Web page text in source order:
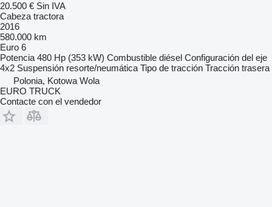
20.500 € Sin IVA
Cabeza tractora
2016
580.000 km
Euro 6
Potencia 480 Hp (353 kW) Combustible diésel Configuración del eje
4x2 Suspensión resorte/neumática Tipo de tracción Tracción trasera
Polonia, Kotowa Wola
EURO TRUCK
Contacte con el vendedor